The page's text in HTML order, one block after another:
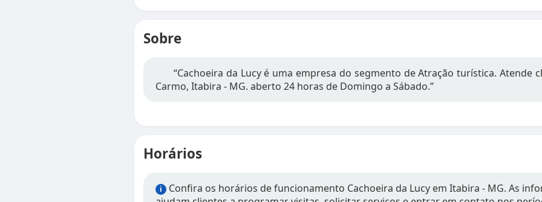
Sobre
“Cachoeira da Lucy é uma empresa do segmento de Atração turística. Atende
Carmo, Itabira - MG. aberto 24 horas de Domingo a Sábado.”
Horários
i
Confira os horários de funcionamento Cachoeira da Lucy em Itabira - MG. As